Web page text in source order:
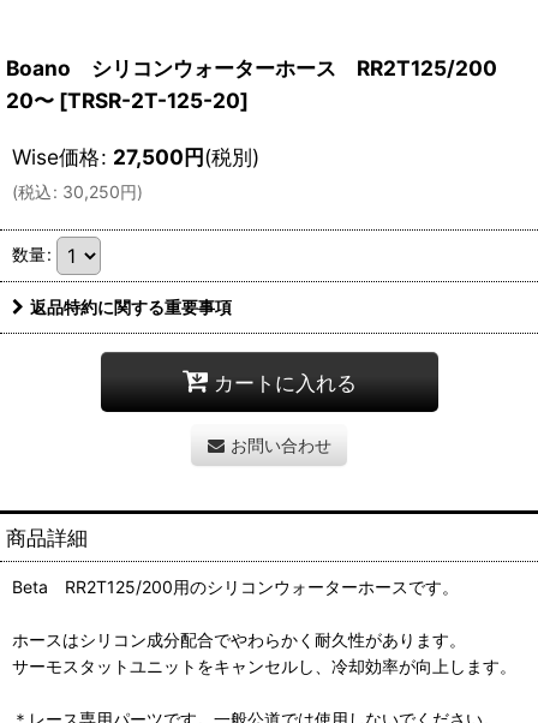
Boano シリコンウォーターホース RR2T125/200
20〜 [TRSR-2T-125-20]
Wise価格: 27,500円(税別)
(税込: 30,250円)
数量:
返品特約に関する重要事項
カートに入れる
お問い合わせ
商品詳細
Beta RR2T125/200用のシリコンウォーターホースです。
ホースはシリコン成分配合でやわらかく耐久性があります。
サーモスタットユニットをキャンセルし、冷却効率が向上します。
＊レース専用パーツです。一般公道では使用しないでください。